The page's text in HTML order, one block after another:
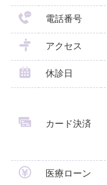
電話番号
アクセス
休診日
カード決済
医療ローン